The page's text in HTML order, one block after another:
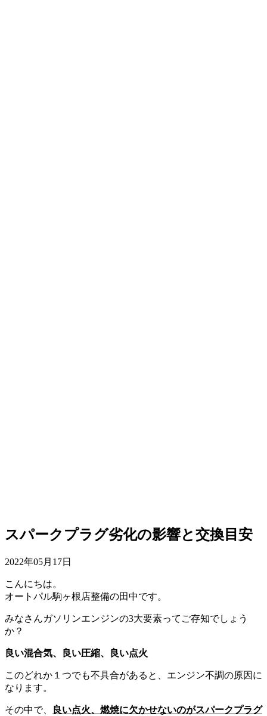
スパークプラグ劣化の影響と交換目安
2022年05月17日
こんにちは。
オートパル駒ヶ根店整備の田中です。
みなさんガソリンエンジンの3大要素ってご存知でしょう
か？
良い混合気、良い圧縮、良い点火
このどれか１つでも不具合があると、エンジン不調の原因に
なります。
その中で、
良い点火、燃焼に欠かせないのがスパークプラグ